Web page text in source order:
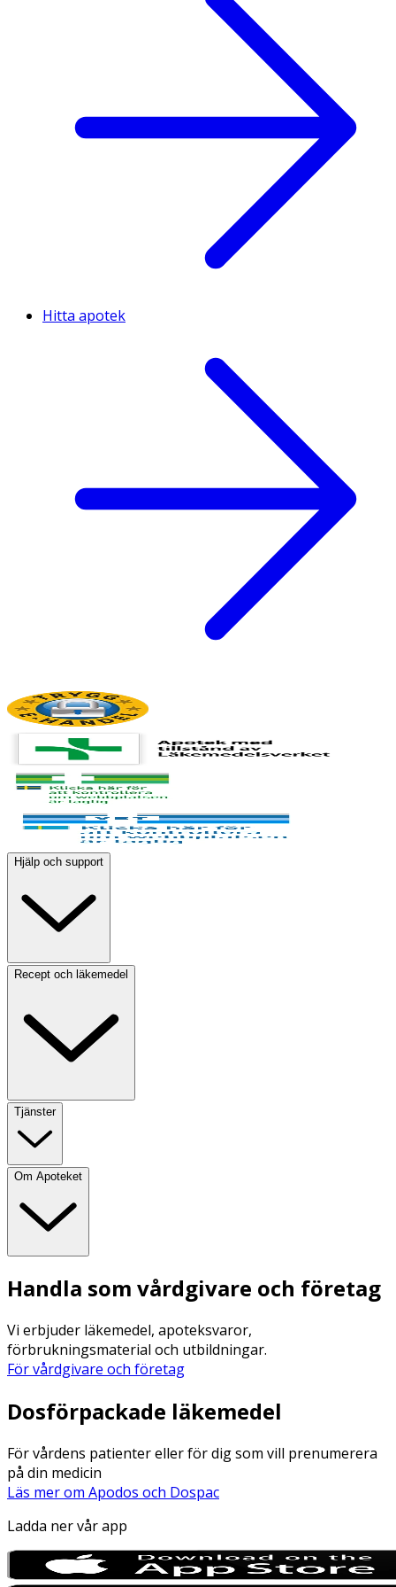
Hitta apotek
Hjälp och support
Recept och läkemedel
Tjänster
Om Apoteket
Handla som vårdgivare och företag
Vi erbjuder läkemedel, apoteksvaror,
förbrukningsmaterial och utbildningar.
För vårdgivare och företag
Dosförpackade läkemedel
För vårdens patienter eller för dig som vill prenumerera
på din medicin
Läs mer om Apodos och Dospac
Ladda ner vår app